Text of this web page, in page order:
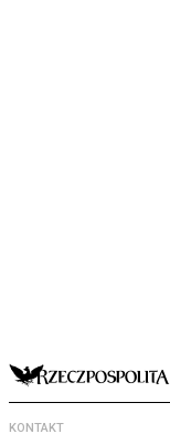
KONTAKT